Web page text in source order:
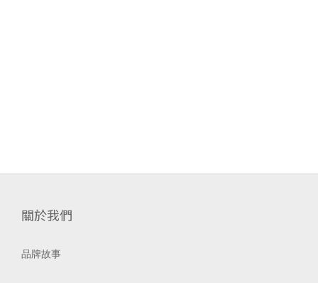
關於我們
品牌故事